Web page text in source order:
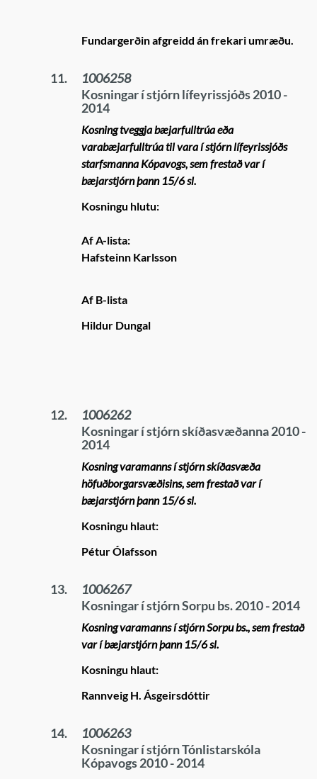
Fundargerðin afgreidd án frekari umræðu.
11.
1006258
Kosningar í stjórn lífeyrissjóðs 2010 -
2014
Kosning tveggja bæjarfulltrúa eða
varabæjarfulltrúa til vara í stjórn lífeyrissjóðs
starfsmanna Kópavogs, sem frestað var í
bæjarstjórn þann 15/6 sl.
Kosningu hlutu:
Af A-lista:
Hafsteinn Karlsson
Af B-lista
Hildur Dungal
12.
1006262
Kosningar í stjórn skíðasvæðanna 2010 -
2014
Kosning varamanns í stjórn skíðasvæða
höfuðborgarsvæðisins, sem frestað var í
bæjarstjórn þann 15/6 sl.
Kosningu hlaut:
Pétur Ólafsson
13.
1006267
Kosningar í stjórn Sorpu bs. 2010 - 2014
Kosning varamanns í stjórn Sorpu bs., sem frestað
var í bæjarstjórn þann 15/6 sl.
Kosningu hlaut:
Rannveig H. Ásgeirsdóttir
14.
1006263
Kosningar í stjórn Tónlistarskóla
Kópavogs 2010 - 2014